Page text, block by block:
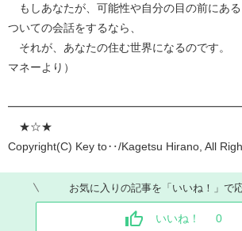
もしあなたが、可能性や自分の目の前にあ
ついての会話をするなら、
それが、あなたの住む世界になるのです
マネーより）
★☆★
Copyright(C) Key to‥/Kagetsu Hirano, All
お気に入りの記事を「いいね！」で
いいね！ 0